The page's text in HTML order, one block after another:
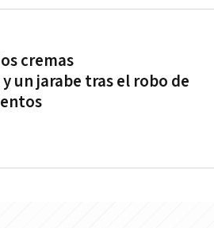
cremas
un jarabe tras el robo de